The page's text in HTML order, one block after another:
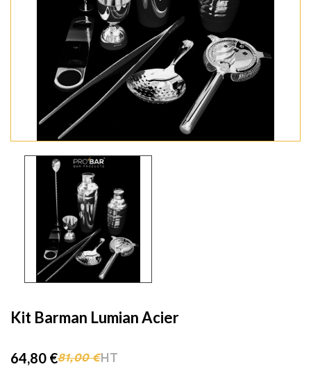
Kit Barman Lumian Acier
64,80 €81,00 €HT